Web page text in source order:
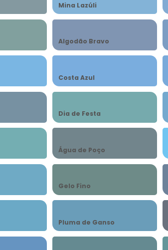
Mina Lazúli
Algodão Bravo
Costa Azul
Dia de Festa
Água de Poço
Gelo Fino
Pluma de Ganso